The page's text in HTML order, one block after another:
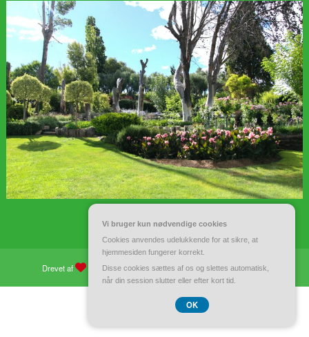
Drevet af WordPress| Tema: Spiko af Spicethemes
Vi bruger kun nødvendige cookies
Cookies anvendes udelukkende for at sikre, at
hjemmesiden fungerer korrekt.
Disse cookies sættes af os og slettes automatisk,
når din session slutter eller efter kort tid.
OK